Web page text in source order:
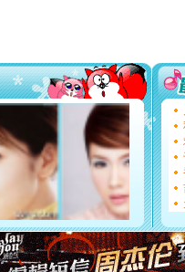
能正大光
都要快乐
[圣诞节]
如意,快
[元旦]
看
断电。
你是我
[元旦]
如
起；二
离。水
[元旦]当
泣，这痛
卖了。水